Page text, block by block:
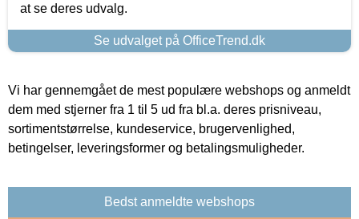
at se deres udvalg.
Se udvalget på OfficeTrend.dk
Vi har gennemgået de mest populære webshops og anmeldt
dem med stjerner fra 1 til 5 ud fra bl.a. deres prisniveau,
sortimentstørrelse, kundeservice, brugervenlighed,
betingelser, leveringsformer og betalingsmuligheder.
Bedst anmeldte webshops